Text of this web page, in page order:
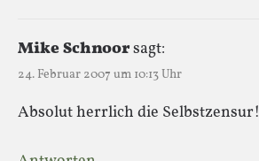
Mike Schnoorsagt:
24. Februar 2007 um 10:13 Uhr
Absolut herrlich die Selbstzensur!